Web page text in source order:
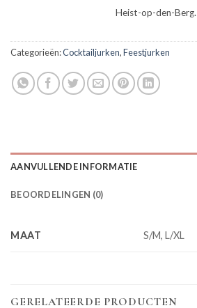
Heist-op-den-Berg.
Categorieën:Cocktailjurken,Feestjurken
AANVULLENDE INFORMATIE
BEOORDELINGEN (0)
MAAT S/M, L/XL
GERELATEERDE PRODUCTEN